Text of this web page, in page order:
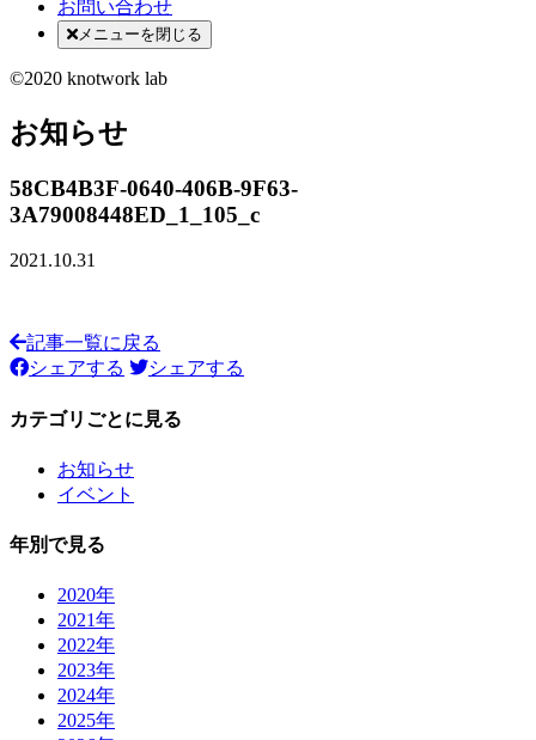
お問い合わせ
メニューを閉じる
©2020 knotwork lab
お知らせ
58CB4B3F-0640-406B-9F63-
3A79008448ED_1_105_c
2021.10.31
記事一覧に戻る
シェアする
シェアする
カテゴリごとに見る
お知らせ
イベント
年別で見る
2020年
2021年
2022年
2023年
2024年
2025年